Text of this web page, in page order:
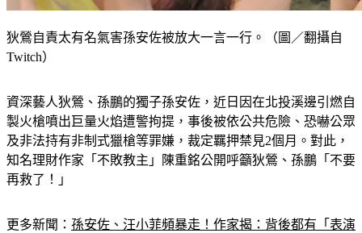
狄鶯自責太有名氣害孫安佐被放大一言一行。（圖／翻攝自
Twitch）
資深藝人狄鶯、孫鵬的獨子孫安佐，近日因在北投溪邊引燃自
製火槍噴出巨量火焰遭警拘提，事後被依公共危險、恐嚇公眾
及非法持有非制式獵槍等罪嫌，裁定羈押禁見2個月。對此，
知名理財作家「不敗教主」陳重銘公開呼籲狄鶯、孫鵬「不要
再救了！」
更多新聞： 孫安佐、汪小菲頻暴走！作家揭：背後都有「表演